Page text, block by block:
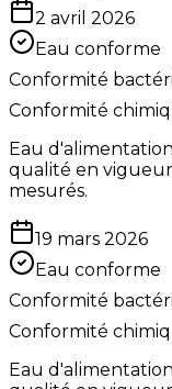
2 avril 2026
Eau conforme
Conformité
Conformité
Eau
qualité en
mesurés.
19 mars 2026
Eau conforme
Conformité
Conformité
Eau